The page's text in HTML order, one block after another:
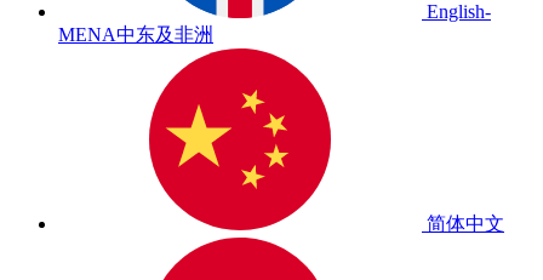
English-
MENA中东及非洲
简体中文